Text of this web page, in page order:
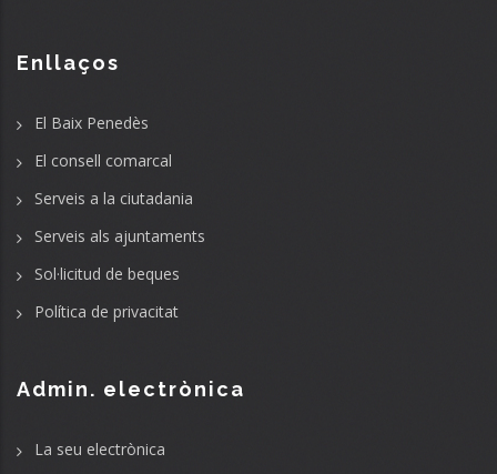
Enllaços
El Baix Penedès
El consell comarcal
Serveis a la ciutadania
Serveis als ajuntaments
Sol·licitud de beques
Política de privacitat
Admin. electrònica
La seu electrònica